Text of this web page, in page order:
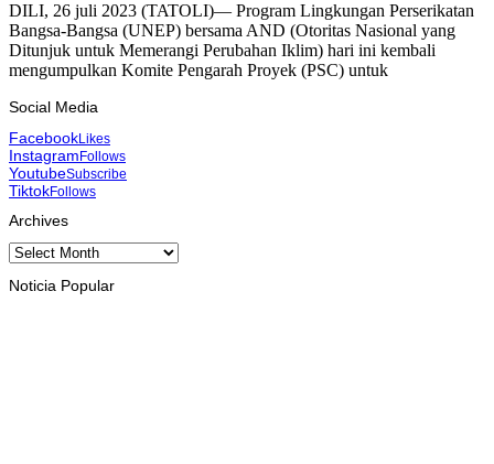
DILI, 26 juli 2023 (TATOLI)— Program Lingkungan Perserikatan
Bangsa-Bangsa (UNEP) bersama AND (Otoritas Nasional yang
Ditunjuk untuk Memerangi Perubahan Iklim) hari ini kembali
mengumpulkan Komite Pengarah Proyek (PSC) untuk
Social Media
FacebookLikes
InstagramFollows
YoutubeSubscribe
TiktokFollows
Archives
Archives
Noticia Popular